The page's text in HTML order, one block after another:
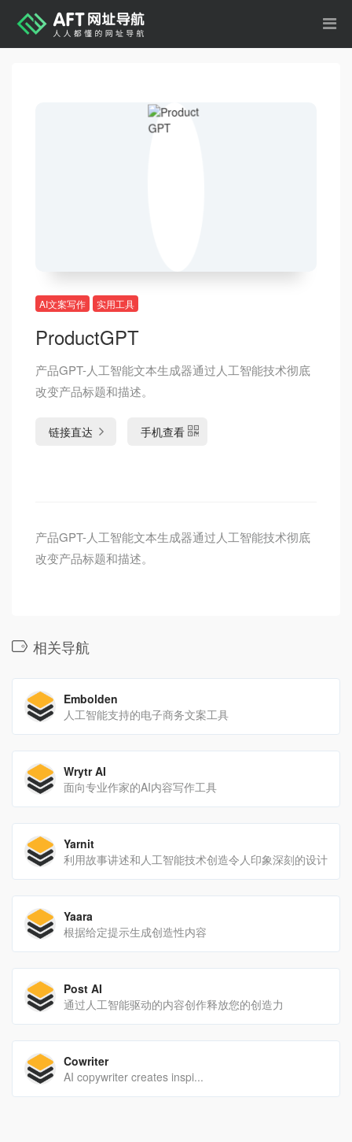
AI文案写作 实用工具
ProductGPT
产品GPT-人工智能文本生成器通过人工智能技术彻底
改变产品标题和描述。
链接直达 手机查看
产品GPT-人工智能文本生成器通过人工智能技术彻底
改变产品标题和描述。
相关导航
Embolden
人工智能支持的电子商务文案工具
Wrytr AI
面向专业作家的AI内容写作工具
Yarnit
利用故事讲述和人工智能技术创造令人印象深刻的设计
Yaara
根据给定提示生成创造性内容
Post AI
通过人工智能驱动的内容创作释放您的创造力
Cowriter
AI copywriter creates inspi...